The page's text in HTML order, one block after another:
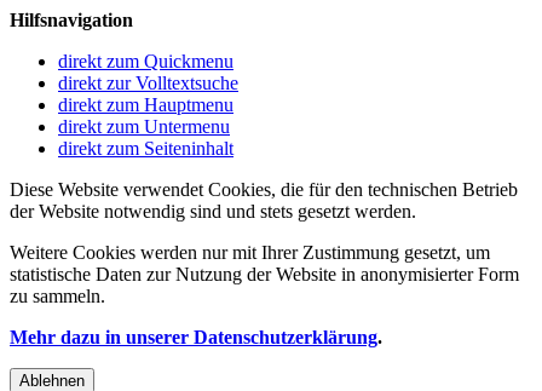
Hilfsnavigation
direkt zum Quickmenu
direkt zur Volltextsuche
direkt zum Hauptmenu
direkt zum Untermenu
direkt zum Seiteninhalt
Diese Website verwendet Cookies, die für den technischen Betrieb
der Website notwendig sind und stets gesetzt werden.
Weitere Cookies werden nur mit Ihrer Zustimmung gesetzt, um
statistische Daten zur Nutzung der Website in anonymisierter Form
zu sammeln.
Mehr dazu in unserer Datenschutzerklärung.
Ablehnen